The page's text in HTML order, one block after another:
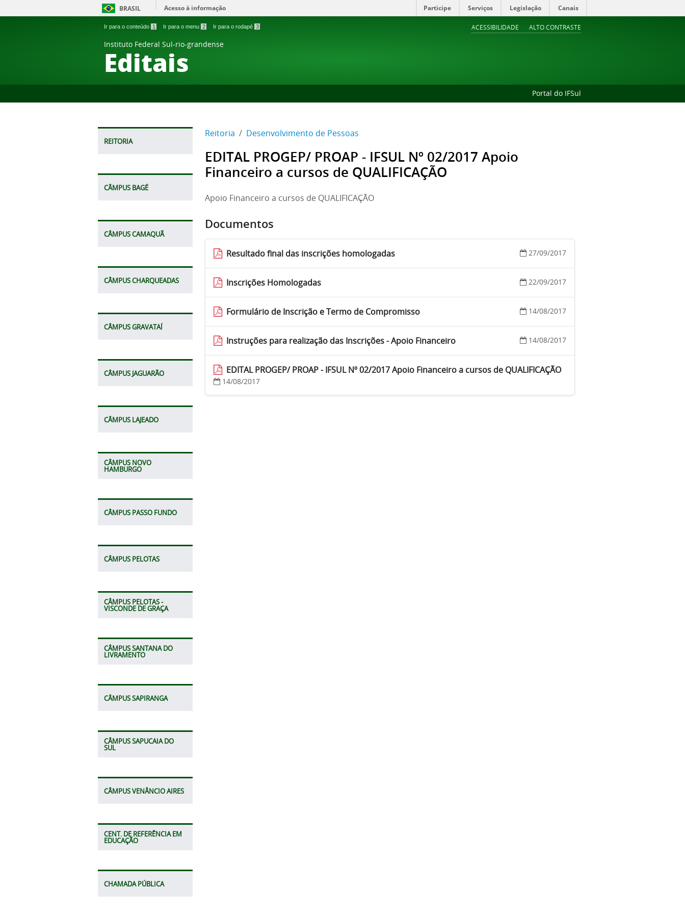
BRASIL Acesso à informação Participe Serviços Legislação Canais
Ir para o conteúdo 1 Ir para o menu 2 Ir para o rodapé 3 ACESSIBILIDADE ALTO CONTRASTE
Instituto Federal Sul-rio-grandense
Editais
Portal do IFSul
REITORIA
CÂMPUS BAGÉ
CÂMPUS CAMAQUÃ
CÂMPUS CHARQUEADAS
CÂMPUS GRAVATAÍ
CÂMPUS JAGUARÃO
CÂMPUS LAJEADO
CÂMPUS NOVO
HAMBURGO
CÂMPUS PASSO FUNDO
CÂMPUS PELOTAS
CÂMPUS PELOTAS -
VISCONDE DE GRAÇA
CÂMPUS SANTANA DO
LIVRAMENTO
CÂMPUS SAPIRANGA
CÂMPUS SAPUCAIA DO
SUL
CÂMPUS VENÂNCIO AIRES
CENT. DE REFERÊNCIA EM
EDUCAÇÃO
CHAMADA PÚBLICA
Reitoria Desenvolvimento de Pessoas
EDITAL PROGEP/ PROAP - IFSUL Nº 02/2017 Apoio
Financeiro a cursos de QUALIFICAÇÃO
Apoio Financeiro a cursos de QUALIFICAÇÃO
Documentos
Resultado final das inscrições homologadas 27/09/2017
Inscrições Homologadas 22/09/2017
Formulário de Inscrição e Termo de Compromisso 14/08/2017
Instruções para realização das Inscrições - Apoio Financeiro 14/08/2017
EDITAL PROGEP/ PROAP - IFSUL Nº 02/2017 Apoio Financeiro a cursos de QUALIFICAÇÃO
14/08/2017